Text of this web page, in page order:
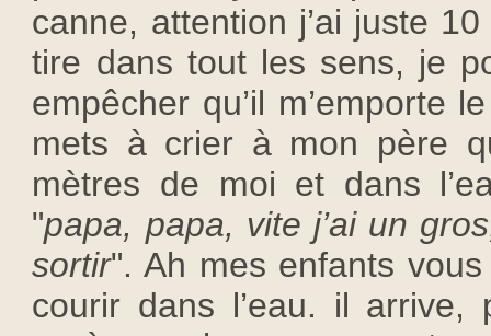
canne, attention j’ai juste
tire dans tout les sens, je
empêcher qu’il m’emporte
mets à crier à mon père
mètres de moi et dans
"papa, papa, vite j’ai un
sortir". Ah mes enfants
courir dans l’eau. il arrive,